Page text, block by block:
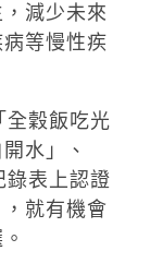
減少未來
等慢性疾
全穀飯吃光
水」、
錄表上認證
就有機會